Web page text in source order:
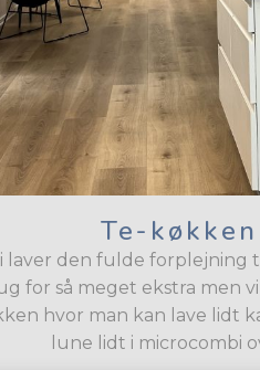
Te-køkken
laver den fulde forplejning
for så meget ekstra men
hvor man kan lave lidt
lune lidt i microcombi